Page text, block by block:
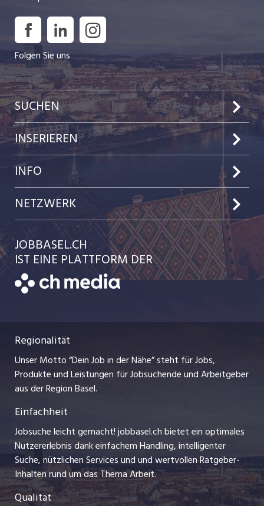
Folgen Sie uns
SUCHEN
Jobs im Kanton Basel-Stadt
Jobs im Kanton Baselland
Jobs in der Stadt Basel
Jobs in der Stadt Liestal
Festanstellungen
Temporäre Jobs
Lehrstellen
Ferienjobs
Management / Kader-Jobs
Arbeitgeber
Jobline
INSERIEREN
Preise & Leistungen
Kundenlogin
Einzelinserat disponieren
Schnittstelle
INFO
Team
AGB
Datenschutzerklärung
Impressum
Stellenmeldepflicht
Bewerber-Cockpit
NETZWERK
jobbern.ch
zentraljob.ch
myjob.ch
jobzüri.ch
ajourjob.ch
bzbasel.ch
CH Media
JOBBASEL.CH
IST EINE PLATTFORM DER
Regionalität
Unser Motto “Dein Job in der Nähe” steht für Jobs,
Produkte und Leistungen für Jobsuchende und Arbeitgeber
aus der Region Basel.
Einfachheit
Jobsuche leicht gemacht! jobbasel.ch bietet ein optimales
Nutzererlebnis dank einfachem Handling, intelligenter
Suche, nützlichen Services und und wertvollen Ratgeber-
Inhalten rund um das Thema Arbeit.
Qualität